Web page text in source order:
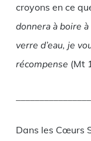
croyons en ce
donnera à boire
verre d’eau, je
récompense (Mt
Dans les Cœurs